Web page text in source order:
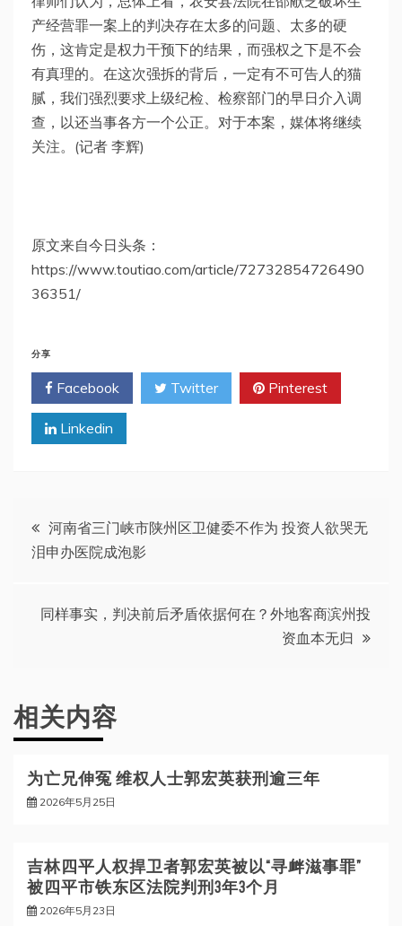
产经营罪一案上的判决存在太多的问题、太多的硬
伤，这肯定是权力干预下的结果，而强权之下是不会
有真理的。在这次强拆的背后，一定有不可告人的猫
腻，我们强烈要求上级纪检、检察部门的早日介入调
查，以还当事各方一个公正。对于本案，媒体将继续
关注。(记者 李辉)
原文来自今日头条：
https://www.toutiao.com/article/72732854726490
36351/
分享
Facebook Twitter Pinterest
Linkedin
文
章
导
河南省三门峡市陕州区卫健委不作为 投资人欲哭无
泪申办医院成泡影
同样事实，判决前后矛盾依据何在？外地客商滨州投
资血本无归
相关内容
为亡兄伸冤 维权人士郭宏英获刑逾三年
2026年5月25日
吉林四平人权捍卫者郭宏英被以“寻衅滋事罪”
被四平市铁东区法院判刑3年3个月
2026年5月23日